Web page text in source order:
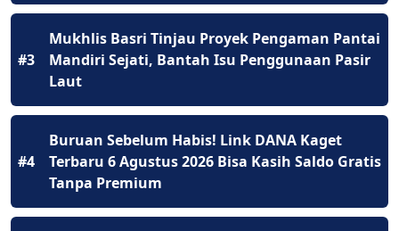
#3
Mukhlis Basri Tinjau Proyek Pengaman Pantai
Mandiri Sejati, Bantah Isu Penggunaan Pasir
Laut
#4
Buruan Sebelum Habis! Link DANA Kaget
Terbaru 6 Agustus 2026 Bisa Kasih Saldo Gratis
Tanpa Premium